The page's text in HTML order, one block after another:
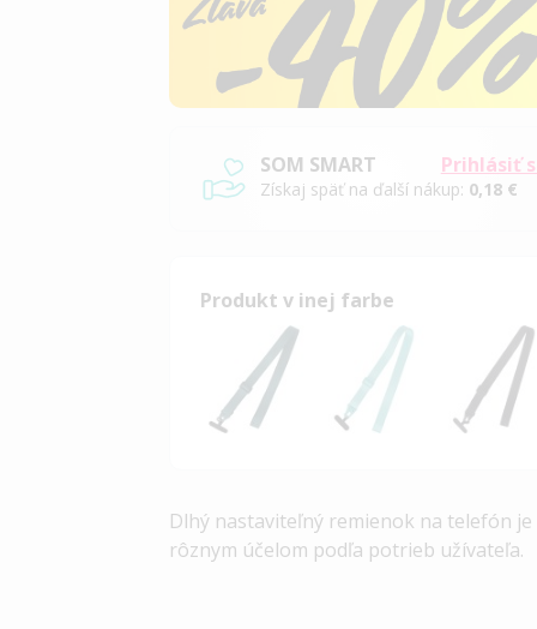
Prihlásiť
SOM SMART
Získaj späť na ďalší nákup: 0,18 €
Produkt v inej farbe
Dlhý nastaviteľný remienok na telefón
rôznym účelom podľa potrieb užívateľa.